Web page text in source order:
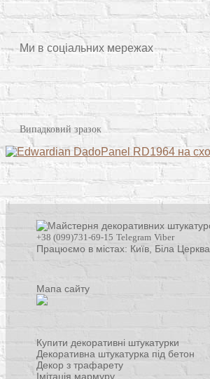
Ми в соціальних мережах
Випадковий зразок
+38 (099)731-69-15 Telegram Viber
Працюємо в містах: Київ, Біла Церква
Мапа сайту
Купити декоративні штукатурки
Декоративна штукатурка під бетон
Декор з трафарету
Імітація мармуру